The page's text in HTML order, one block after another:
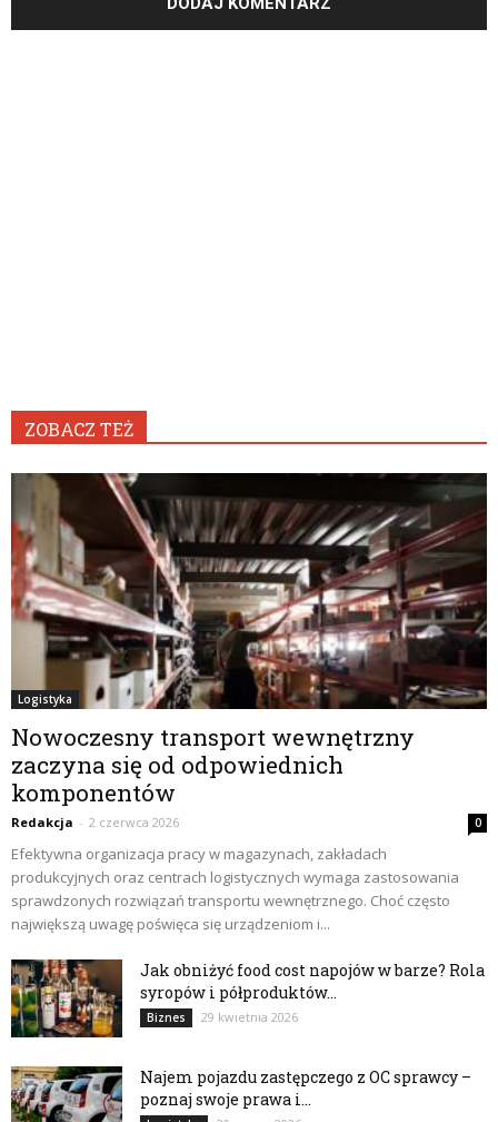
ZOBACZ TEŻ
Logistyka
Nowoczesny transport wewnętrzny
zaczyna się od odpowiednich
komponentów
Redakcja - 2 czerwca 2026 0
Efektywna organizacja pracy w magazynach, zakładach
produkcyjnych oraz centrach logistycznych wymaga zastosowania
sprawdzonych rozwiązań transportu wewnętrznego. Choć często
największą uwagę poświęca się urządzeniom i...
Jak obniżyć food cost napojów w barze? Rola
syropów i półproduktów...
Biznes 29 kwietnia 2026
Najem pojazdu zastępczego z OC sprawcy –
poznaj swoje prawa i...